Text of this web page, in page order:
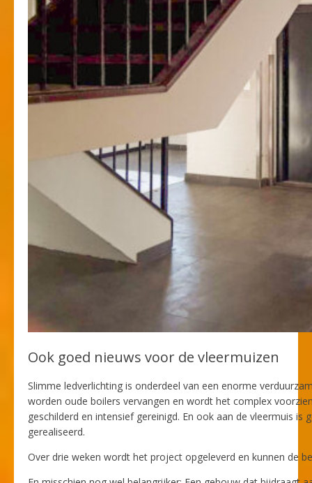
Ook goed nieuws voor de vleermuizen
Slimme ledverlichting is onderdeel van een enorme
worden oude boilers vervangen en wordt het complex
geschilderd en intensief gereinigd. En ook aan de vleermuis
gerealiseerd.
Over drie weken wordt het project opgeleverd en kunnen de